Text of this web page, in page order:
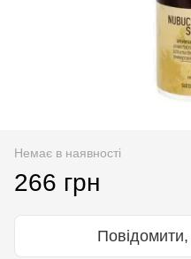
Немає в наявності
266 грн